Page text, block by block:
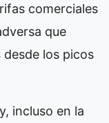
comerciales
que
desde los picos
incluso en la